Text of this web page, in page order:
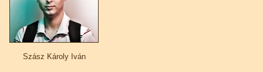
Szász Károly Iván